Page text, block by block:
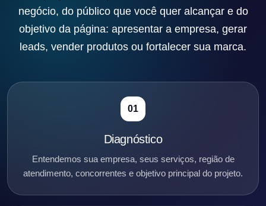
negócio, do público que você quer alcançar e do
objetivo da página: apresentar a empresa, gerar
leads, vender produtos ou fortalecer sua marca.
01
Diagnóstico
Entendemos sua empresa, seus serviços, região de
atendimento, concorrentes e objetivo principal do projeto.